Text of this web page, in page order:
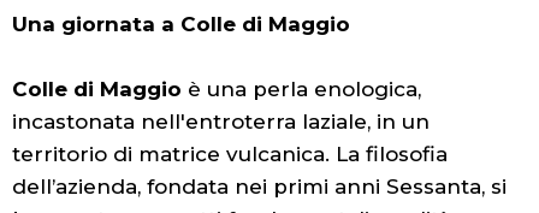
Una giornata a Colle di Maggio
Colle di Maggio è una perla enologica,
incastonata nell'entroterra laziale, in un
territorio di matrice vulcanica. La filosofia
dell’azienda, fondata nei primi anni Sessanta, si